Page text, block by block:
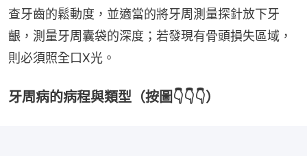
查牙齒的鬆動度，並適當的將牙周測量探針放下牙
齦，測量牙周囊袋的深度；若發現有骨頭損失區域，
則必須照全口X光。
牙周病的病程與類型（按圖👇👇👇）